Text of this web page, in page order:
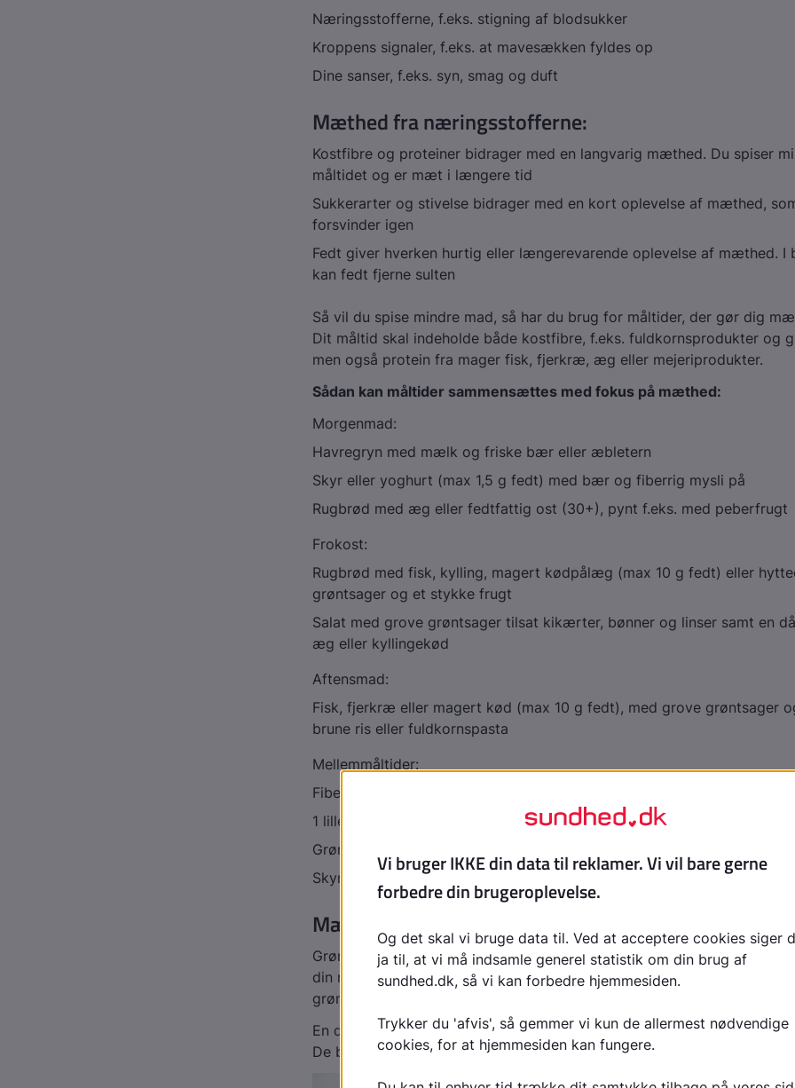
Næringsstofferne, f.eks. stigning af blodsukker
Kroppens signaler, f.eks. at mavesækken fyldes op
Dine sanser, f.eks. syn, smag og duft
Mæthed fra næringsstofferne:
Kostfibre og proteiner bidrager med en langvarig mæthed. Du spiser
måltidet og er mæt i længere tid
Sukkerarter og stivelse bidrager med en kort oplevelse af mæthed,
forsvinder igen
Fedt giver hverken hurtig eller længerevarende oplevelse af mæthed. I
kan fedt fjerne sulten
Så vil du spise mindre mad, så har du brug for måltider, der gør dig
Dit måltid skal indeholde både kostfibre, f.eks. fuldkornsprodukter og
men også protein fra mager fisk, fjerkræ, æg eller mejeriprodukter.
Sådan kan måltider sammensættes med fokus på mæthed:
Morgenmad:
Havregryn med mælk og friske bær eller æbletern
Skyr eller yoghurt (max 1,5 g fedt) med bær og fiberrig mysli på
Rugbrød med æg eller fedtfattig ost (30+), pynt f.eks. med peberfrugt
Frokost:
Rugbrød med fisk, kylling, magert kødpålæg (max 10 g fedt) eller
grøntsager og et stykke frugt
Salat med grove grøntsager tilsat kikærter, bønner og linser samt en
æg eller kyllingekød
Aftensmad:
Fisk, fjerkræ eller magert kød (max 10 g fedt), med grove grøntsager
brune ris eller fuldkornspasta
Mellemmåltider:
Fiberrigt knækbrød med mager ost, hytteost, marmelade eller banan
1 lille håndfuld nødder/mandler samt 1 stk. frugt
Grøntsagsstave med hummus til dip
Skyr med fibermysli og frugt
Mæt på fylde og stor volumen
Grøntsager har stor volumen og fylder meget i måltidet. Ønsker du
din mad, samtidig med at du skal holde igen med kalorierne, så spis flere
grøntsager.
En del grøntsager er grove, f.eks. rodfrugter og kål, og indeholder
De bidrager bedst til en langvarig mæthed.